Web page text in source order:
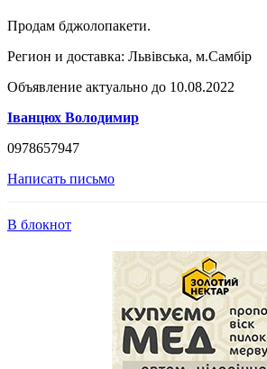
Продам бджолопакети.
Регион и доставка: Львівська, м.Самбір
Объявление актуально до 10.08.2022
Іванцюх Володимир
0978657947
Написать письмо
В блокнот